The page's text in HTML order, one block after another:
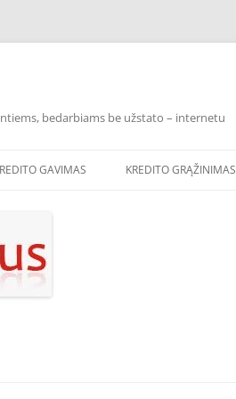
bedarbiams be užstato – internetu
GAVIMAS KREDITO GRĄŽINIMAS